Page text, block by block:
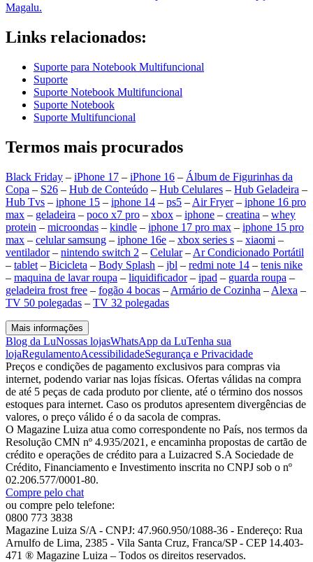
Magalu.
Links relacionados:
Suporte para Notebook Multifuncional
Suporte
Suporte Notebook Multifuncional
Suporte Notebook
Suporte Multifuncional
Termos mais procurados
Black Friday – iPhone 17 – iPhone 16 – Álbum de Figurinhas da
Copa – S26 – Hub de Conteúdo – Hub Celulares – Hub Geladeira –
Hub Tvs – iphone 15 – iphone 14 – ps5 – Air Fryer– iphone 16 pro
max – geladeira – poco x7 pro – xbox – iphone – creatina – whey
protein – microondas – kindle – iphone 17 pro max – iphone 15 pro
max – celular samsung – iphone 16e – xbox series s – xiaomi –
ventilador– nintendo switch 2 – Celular– Ar Condicionado Portátil
– tablet – Bicicleta – Body Splash – jbl – redmi note 14 – tenis nike
– maquina de lavar roupa – liquidificador– ipad – guarda roupa –
geladeira frost free – fogão 4 bocas – Armário de Cozinha – Alexa –
TV 50 polegadas – TV 32 polegadas
Mais informações
Blog da LuNossas lojasWhatsApp da LuTenha sua
lojaRegulamentoAcessibilidadeSegurança e Privacidade
Preços e condições de pagamento exclusivos para compras via
internet, podendo variar nas lojas físicas. Ofertas válidas na compra
de até 5 peças de cada produto por cliente, até o término dos nossos
estoques para internet. Caso os produtos apresentem divergências de
valores, o preço válido é o da sacola de compras.
O Magazine Luiza atua como correspondente no País, nos termos da
Resolução CMN nº 4.935/2021, e encaminha propostas de cartão de
crédito e operações de crédito para a Luizacred S.A Sociedade de
Crédito, Financiamento e Investimento inscrita no CNPJ sob o nº
02.206.577/0001-80.
Compre pelo chat
ou compre pelo telefone:
0800 773 3838
Magazine Luiza S/A - CNPJ: 47.960.950/1088-36 - Endereço: Rua
Arnulfo de Lima, 2385 - Vila Santa Cruz, Franca/SP - CEP 14.403-
471 ® Magazine Luiza – Todos os direitos reservados.